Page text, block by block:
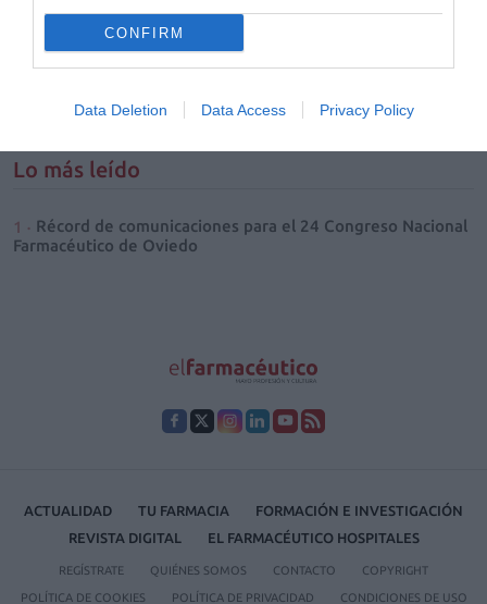
CONFIRM
Data Deletion Data Access Privacy Policy
tanto para la salud del paciente como para la
calidad y la sostenibilidad del sistema
sanitario.
1 2 3 4 5 6
Lo más leído
Récord de comunicaciones para el 24 Congreso Nacional
Farmacéutico de Oviedo
ACTUALIDAD TU FARMACIA
FORMACIÓN E INVESTIGACIÓN
REVISTA DIGITAL
EL FARMACÉUTICO HOSPITALES
REGÍSTRATE QUIÉNES SOMOS CONTACTO COPYRIGHT
POLÍTICA DE COOKIES POLÍTICA DE PRIVACIDAD CONDICIONES DE USO